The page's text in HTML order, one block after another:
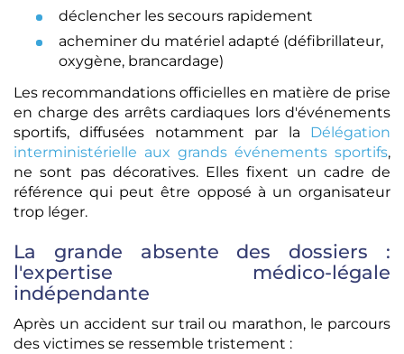
déclencher les secours rapidement
acheminer du matériel adapté (défibrillateur,
oxygène, brancardage)
Les recommandations officielles en matière de prise
en charge des arrêts cardiaques lors d'événements
sportifs, diffusées notamment par la Délégation
interministérielle aux grands événements sportifs,
ne sont pas décoratives. Elles fixent un cadre de
référence qui peut être opposé à un organisateur
trop léger.
La grande absente des dossiers :
l'expertise médico-légale
indépendante
Après un accident sur trail ou marathon, le parcours
des victimes se ressemble tristement :